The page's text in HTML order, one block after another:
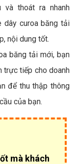
và thoát ra nhanh
dây curoa băng tải
nội dung tốt.
băng tải mới, bạn
trực tiếp cho doanh
để thu thập thông
của bạn.
mà khách